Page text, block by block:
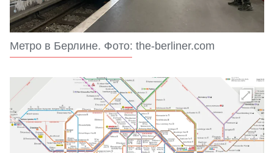
Метро в Берлине. Фото: the-berliner.com